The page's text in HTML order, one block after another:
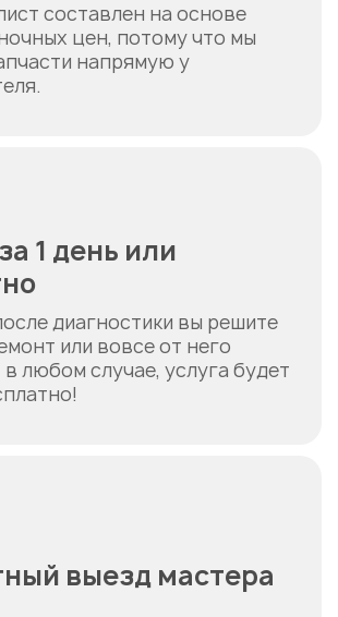
составлен на основе
цен, потому что мы
напрямую у
1 день или
диагностики вы решите
или вовсе от него
в любом случае, услуга будет
выезд мастера